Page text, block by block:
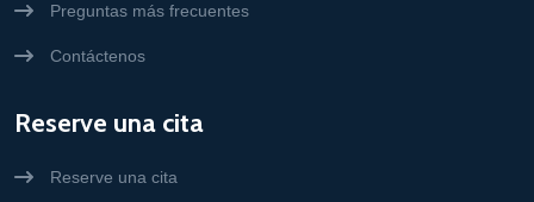
Preguntas más frecuentes
Contáctenos
Reserve una cita
Reserve una cita